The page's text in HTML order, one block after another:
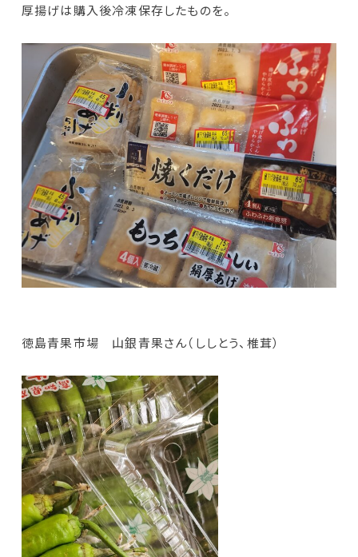
厚揚げは購入後冷凍保存したものを。
徳島青果市場 山銀青果さん（ししとう、椎茸）